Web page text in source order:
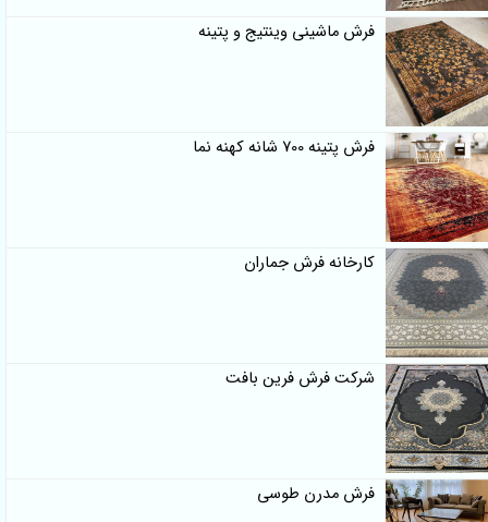
فرش ماشینی وینتیج و پتینه
فرش پتینه 700 شانه کهنه نما
کارخانه فرش جماران
شرکت فرش فرین بافت
فرش مدرن طوسی